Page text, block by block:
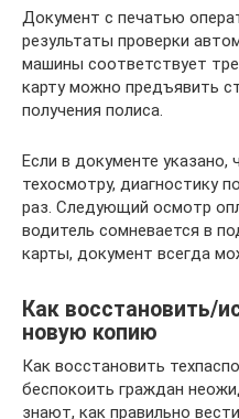
Документ с печатью
результаты проверки
машины соответствует
карту можно предъявить
получения полиса.
Если в документе
техосмотру, диагностику
раз. Следующий осмотр
водитель сомневается в
карты, документ всегда
Как восстановить/
новую копию
Как восстановить
беспокоить граждан
знают, как правильно